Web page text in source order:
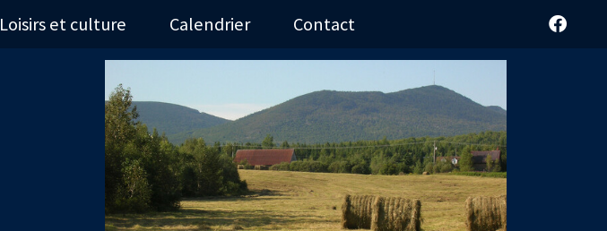
Loisirs et culture Calendrier Contact